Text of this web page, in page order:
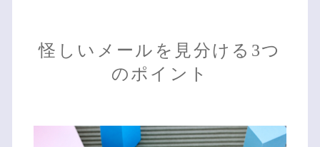
怪しいメールを見分ける3つ
のポイント